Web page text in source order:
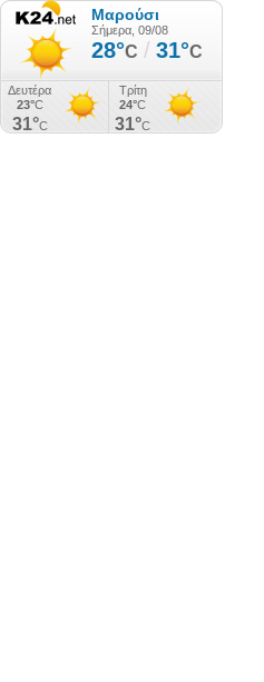
Μαρούσι
Σήμερα, 09/08
28°C / 31°C
Δευτέρα
23°C
31°C
Τρίτη
24°C
31°C